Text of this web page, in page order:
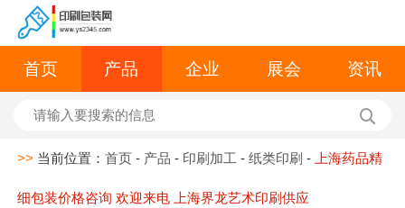
首页 产品 企业 展会 资讯
>> 当前位置：首页 - 产品 - 印刷加工 -纸类印刷 - 上海药品精
细包装价格咨询 欢迎来电 上海界龙艺术印刷供应